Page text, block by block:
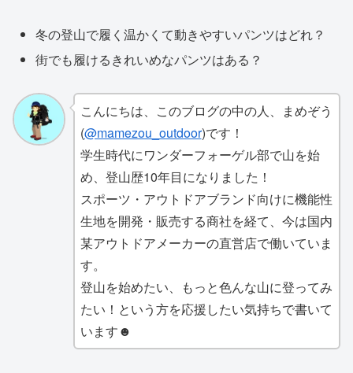
冬の登山で履く温かくて動きやすいパンツはどれ？
街でも履けるきれいめなパンツはある？
こんにちは、このブログの中の人、まめぞう
(@mamezou_outdoor)です！
学生時代にワンダーフォーゲル部で山を始
め、登山歴10年目になりました！
スポーツ・アウトドアブランド向けに機能性
生地を開発・販売する商社を経て、今は国内
某アウトドアメーカーの直営店で働いていま
す。
登山を始めたい、もっと色んな山に登ってみ
たい！という方を応援したい気持ちで書いて
います☻